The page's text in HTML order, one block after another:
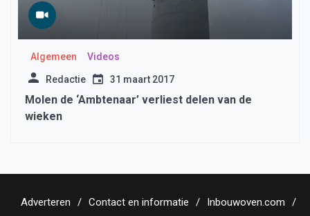
Algemeen Videos
Redactie 31 maart 2017
Molen de ‘Ambtenaar’ verliest delen van de
wieken
Adverteren Contact en informatie Inbouwoven.com